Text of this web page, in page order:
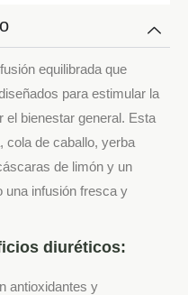
equilibrada que
para estimular la
el bienestar general. Esta
cola de caballo, yerba
de limón y un
una infusión fresca y
diuréticos:
antioxidantes y